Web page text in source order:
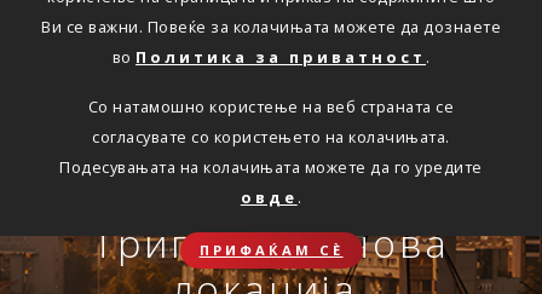
Ви се важни. Повеќе за колачињата можете да дознаете
во Политика за приватност .
Со натамошно користење на веб страната се
согласувате со користењето на колачињата.
Подесувањата на колачињата можете да го уредите
овде .
ПРИФАЌАМ СЀ
Триглав на нова
Сѐ ќе биде во ред
Совет, информација или инспирација за секоја животна
Онлајн пријава на
осигурен случај преку
OneID
Travel Smart и Travel
Smart Plus
АВТОМОБИЛСКА ОДГОВОРНОСТ
Oнлајн обнова на осигурување.
ЗДРАВСТВЕНО ПАТНИЧКО